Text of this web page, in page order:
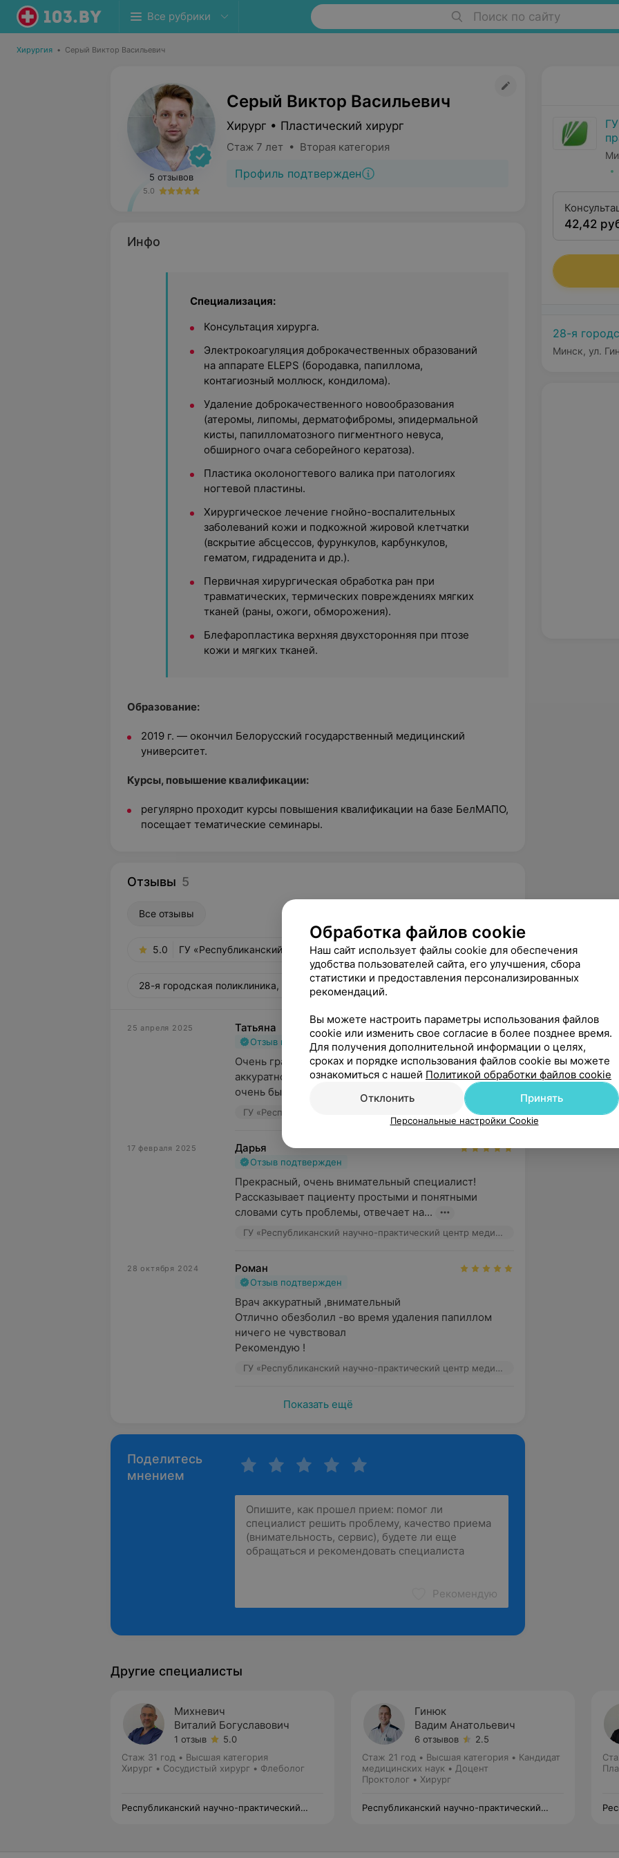
Все рубрики Поиск по сайту
Хирургия • Серый Виктор Васильевич
5 отзывов
5.0
Серый Виктор Васильевич
Хирург • Пластический хирург
Стаж 7 лет • Вторая категория
Профиль подтвержден
Инфо
Специализация:
Консультация хирурга.
Электрокоагуляция доброкачественных образований
на аппарате ELEPS (бородавка, папиллома,
контагиозный моллюск, кондилома).
Удаление доброкачественного новообразования
(атеромы, липомы, дерматофибромы, эпидермальной
кисты, папилломатозного пигментного невуса,
обширного очага себорейного кератоза).
Пластика околоногтевого валика при патологиях
ногтевой пластины.
Хирургическое лечение гнойно-воспалительных
заболеваний кожи и подкожной жировой клетчатки
(вскрытие абсцессов, фурункулов, карбункулов,
гематом, гидраденита и др.).
Первичная хирургическая обработка ран при
травматических, термических повреждениях мягких
тканей (раны, ожоги, обморожения).
Блефаропластика верхняя двухсторонняя при птозе
кожи и мягких тканей.
Образование:
2019 г. — окончил Белорусский государственный медицинский
университет.
Курсы, повышение квалификации:
регулярно проходит курсы повышения квалификации на базе БелМАПО,
посещает тематические семинары.
Отзывы 5
Все отзывы
5.0 ГУ «Республиканский научно-практический центр медицинской экспертизы и
28-я городская поликлиника, ул. Гинтовта, 28
25 апреля 2025 Татьяна
Отзыв подтвержден
Очень грамотный и внимательный специалист, очень
аккуратно и качественно проводит операции. Все
очень быстро зажило, а г...
17 февраля 2025 Дарья
Отзыв подтвержден
Прекрасный, очень внимательный специалист!
Рассказывает пациенту простыми и понятными
словами суть проблемы, отвечает на...
ГУ «Республиканский научно-практический центр медицинской экспертизы и реабилитаци», ул. Макаенка, 17
28 октября 2024 Роман
Отзыв подтвержден
Врач аккуратный ,внимательный
Отлично обезболил -во время удаления папиллом
ничего не чувствовал
Рекомендую !
ГУ «Республиканский научно-практический центр медицинской экспертизы и реабилитаци», ул. Макаенка, 17
Показать ещё
Поделитесь
мнением
Рекомендую
42,42
28-я
Минск, ул.
Другие специалисты
Михневич
Виталий Богуславович
1 отзыв
5.0
Стаж 31 год • Высшая категория
Хирург • Сосудистый хирург • Флеболог
Республиканский научно-практический
Гинюк
Вадим Анатольевич
6 отзывов
2.5
Стаж 21 год • Высшая категория • Кандидат
медицинских наук • Доцент
Проктолог • Хирург
Республиканский научно-практический
Обработка файлов cookie
Наш сайт использует файлы cookie для обеспечения
удобства пользователей сайта, его улучшения, сбора
статистики и предоставления персонализированных
рекомендаций.
Вы можете настроить параметры использования файлов
cookie или изменить свое согласие в более позднее время.
Для получения дополнительной информации о целях,
сроках и порядке использования файлов cookie вы можете
ознакомиться с нашей Политикой обработки файлов cookie
Отклонить
Принять
Персональные настройки Cookie